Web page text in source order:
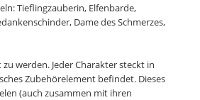
Tieflingzauberin, Elfenbarde,
Dame des Schmerzes,
werden. Jeder Charakter steckt in
Zubehörelement befindet. Dieses
(auch zusammen mit ihren